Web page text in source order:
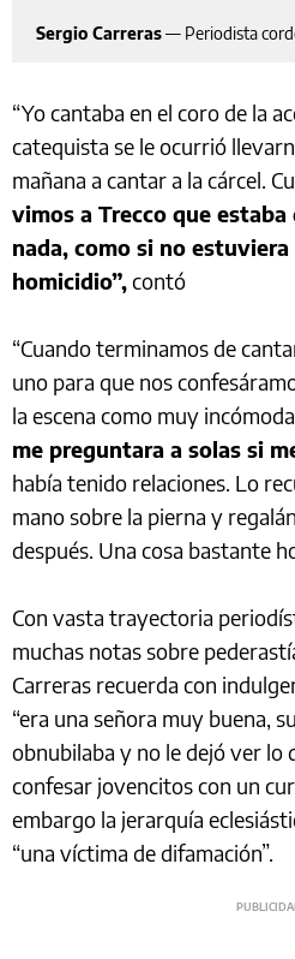
Sergio Carreras— Periodista
“Yo cantaba en el coro de la
catequista se le ocurrió
mañana a cantar a la cárcel.
vimos a Trecco que
nada, como si no
homicidio”,contó
“Cuando terminamos de
uno para que nos
la escena como muy
me preguntara a solas si
había tenido relaciones. Lo
mano sobre la pierna y
después. Una cosa bastante
Con vasta trayectoria
muchas notas sobre
Carreras recuerda con
“era una señora muy buena,
obnubilaba y no le dejó ver lo
confesar jovencitos con un
embargo la jerarquía
“una víctima de difamación”.